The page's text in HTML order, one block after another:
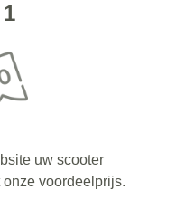
uw scooter
voordeelprijs.